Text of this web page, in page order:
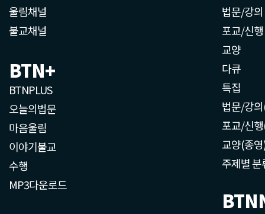
울림채널
불교채널
BTN+
BTNPLUS
오늘의법문
마음울림
이야기불교
수행
MP3다운로드
법문/강의
포교/신행
교양
다큐
특집
법문/강
포교/신
교양(종
주제별 분